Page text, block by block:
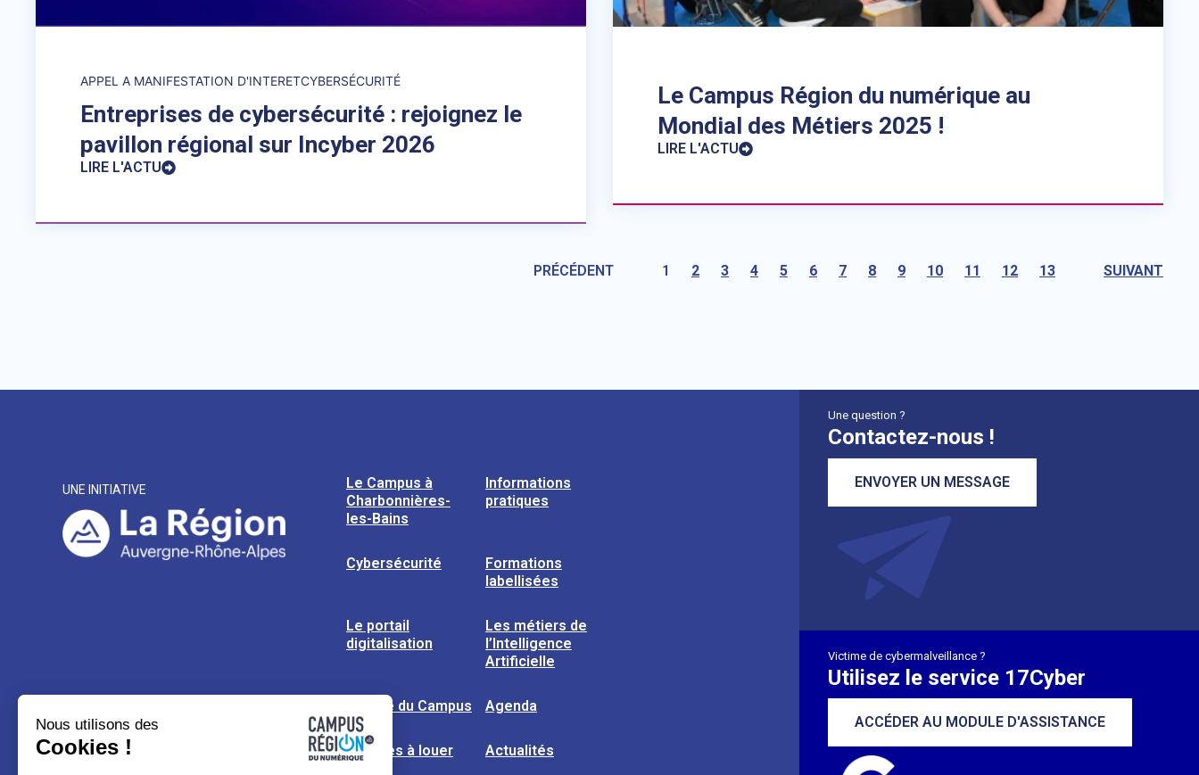
APPEL A MANIFESTATION D'INTERETCYBERSÉCURITÉ
Entreprises de cybersécurité : rejoignez le
pavillon régional sur Incyber 2026
LIRE L'ACTU
Le Campus Région du numérique au
Mondial des Métiers 2025 !
LIRE L'ACTU
PRÉCÉDENT 1 2 3 4 5 6 7 8 9 10 11 12 13 SUIVANT
UNE INITIATIVE
Le Campus à
Charbonnières-
les-Bains
Informations
pratiques
Cybersécurité
Formations
labellisées
Le portail
digitalisation
Les métiers de
l’Intelligence
Artificielle
L’usine du Campus Agenda
Espaces à louer Actualités
Une question ?
Contactez-nous !
ENVOYER UN MESSAGE
Victime de cybermalveillance ?
Utilisez le service 17Cyber
ACCÉDER AU MODULE D'ASSISTANCE
Nous utilisons des
Cookies !